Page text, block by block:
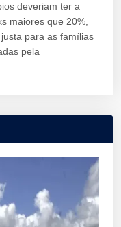
deveriam ter a
maiores que 20%,
para as famílias
pela